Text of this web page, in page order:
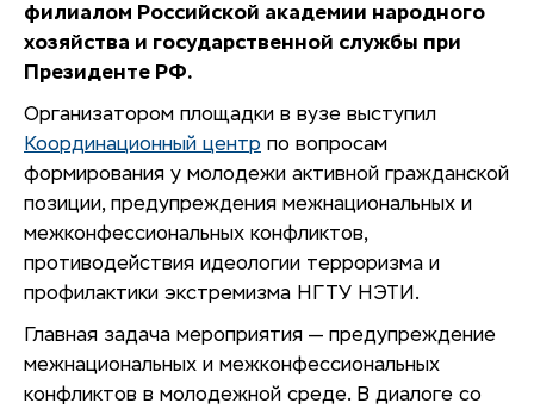
филиалом Российской академии народного
хозяйства и государственной службы при
Президенте РФ.
Организатором площадки в вузе выступил
Координационный центр по вопросам
формирования у молодежи активной гражданской
позиции, предупреждения межнациональных и
межконфессиональных конфликтов,
противодействия идеологии терроризма и
профилактики экстремизма НГТУ НЭТИ.
Главная задача мероприятия — предупреждение
межнациональных и межконфессиональных
конфликтов в молодежной среде. В диалоге со